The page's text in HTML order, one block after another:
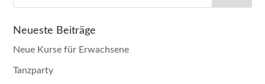
Neueste Beiträge
Neue Kurse für Erwachsene
Tanzparty